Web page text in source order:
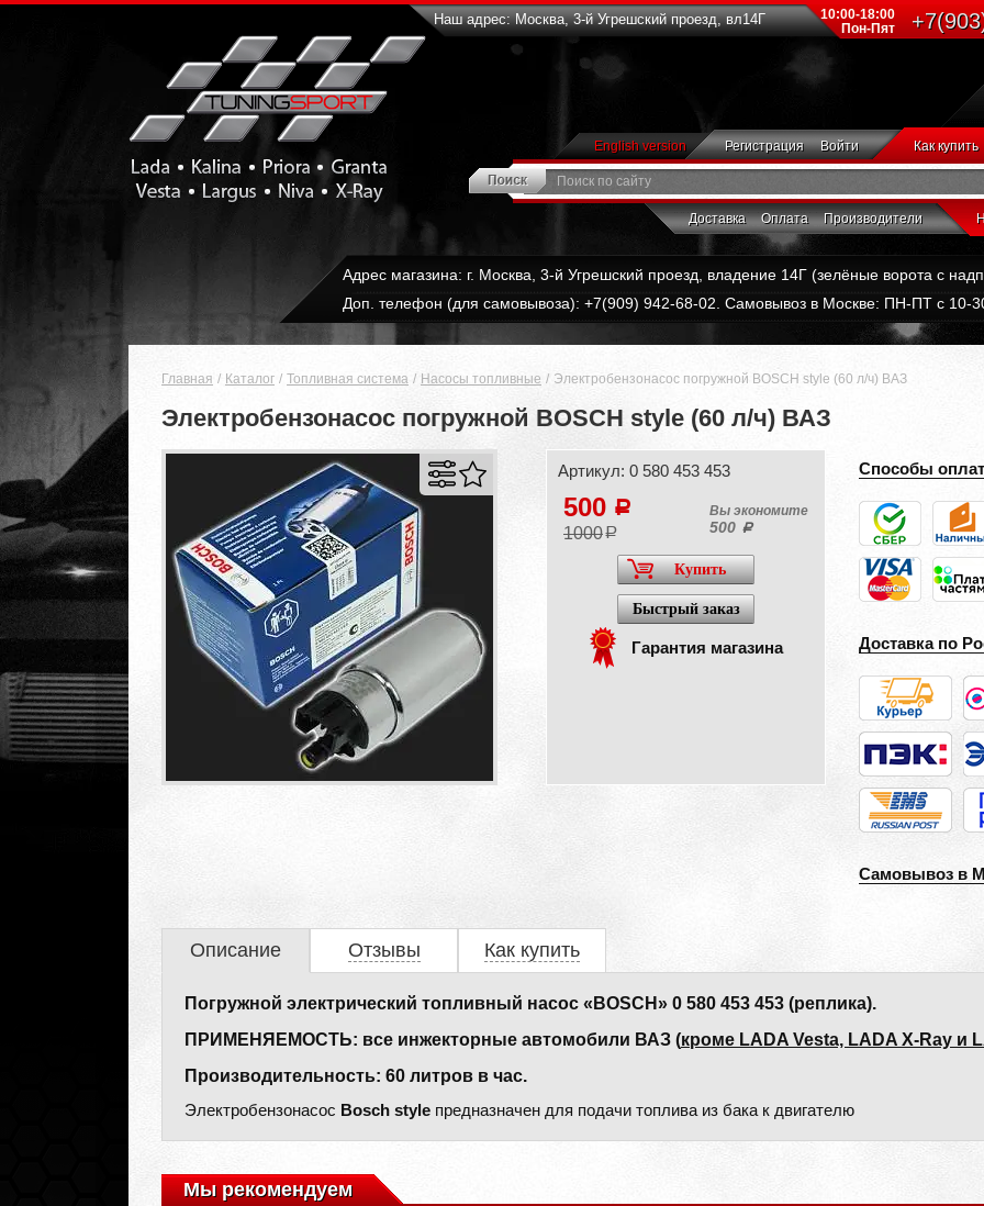
Наш адрес: Москва, 3-й Угрешский проезд, вл14Г
10:00-18:00
Пон-Пят
English version Регистрация Войти Как купить
Доставка Оплата Производители
Адрес магазина: г. Москва, 3-й Угрешский проезд, владение 14Г (зелёные ворота с
Доп. телефон (для самовывоза): +7(909) 942-68-02. Самовывоз в Москве: ПН-ПТ с 10-
Главная Каталог Топливная система Насосы топливные Электробензонасос погружной BOSCH style (60 л/ч) ВАЗ
Электробензонасос погружной BOSCH style (60 л/ч) ВАЗ
Артикул: 0 580 453 453
Вы экономите
500 a
500 a
1000a
Купить
Быстрый заказ
Гарантия магазина
Способы
Доставка по
Самовывоз в
Описание Отзывы Как купить
Погружной электрический топливный насос «BOSCH» 0 580 453 453 (реплика).
ПРИМЕНЯЕМОСТЬ: все инжекторные автомобили ВАЗ (кроме LADA Vesta, LADA X-Ray и
Производительность: 60 литров в час.
Электробензонасос Bosch style предназначен для подачи топлива из бака к двигателю
Мы рекомендуем